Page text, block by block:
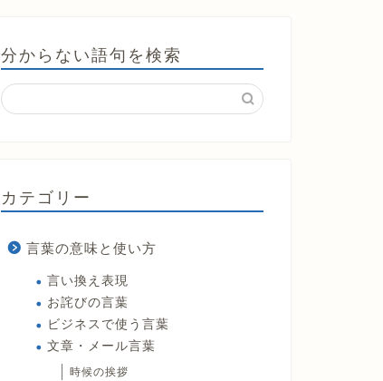
分からない語句を検索
カテゴリー
言葉の意味と使い方
言い換え表現
お詫びの言葉
ビジネスで使う言葉
文章・メール言葉
時候の挨拶